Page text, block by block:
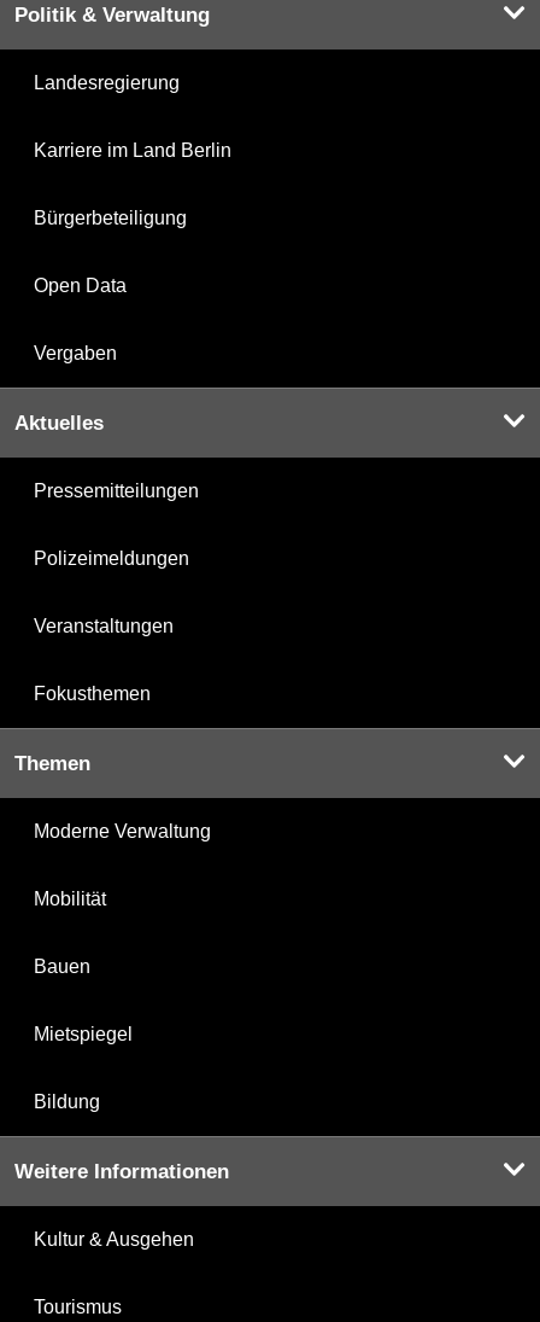
Politik & Verwaltung
Landesregierung
Karriere im Land Berlin
Bürgerbeteiligung
Open Data
Vergaben
Aktuelles
Pressemitteilungen
Polizeimeldungen
Veranstaltungen
Fokusthemen
Themen
Moderne Verwaltung
Mobilität
Bauen
Mietspiegel
Bildung
Weitere Informationen
Kultur & Ausgehen
Tourismus